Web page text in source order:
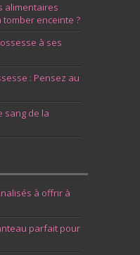
alimentaires
tomber enceinte ?
à ses
: Pensez au
sang de la
à offrir à
parfait pour